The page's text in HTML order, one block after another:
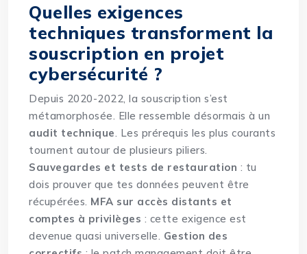
Quelles exigences
techniques transforment la
souscription en projet
cybersécurité ?
Depuis 2020-2022, la souscription s’est
métamorphosée. Elle ressemble désormais à un
audit technique . Les prérequis les plus courants
tournent autour de plusieurs piliers.
Sauvegardes et tests de restauration : tu
dois prouver que tes données peuvent être
récupérées. MFA sur accès distants et
comptes à privilèges : cette exigence est
devenue quasi universelle. Gestion des